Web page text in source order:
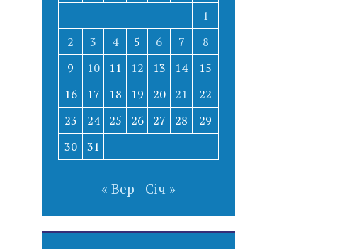
1
2
3 4 5 6 7
8
9
10 11 12 13 14
15
16
17 18 19 20 21
22
23
24 25 26 27 28
29
30
31
« Вер Січ »